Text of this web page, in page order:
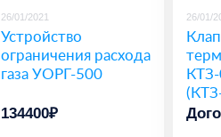
26/01/2021
Устройство
ограничения расхода
газа УОРГ-500
134400₽
26/01/